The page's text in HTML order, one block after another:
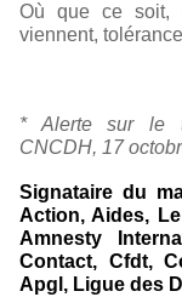
Où que ce soit,
viennent,
* Alerte sur le
CNCDH, 17
Signataire du
Action, Aides,
Amnesty
Contact, Cfdt,
Apgl, Ligue des